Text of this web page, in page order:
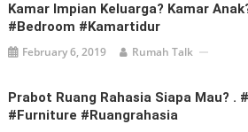
Kamar Impian Keluarga? Kamar
#bedroom #kamartidur
February 6, 2019 Rumah Talk
Prabot Ruang Rahasia Siapa Mau? .
#furniture #ruangrahasia